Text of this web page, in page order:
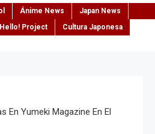
Ánime News
Japan News
Hello! Project
Cultura Japonesa
En Yumeki Magazine En El